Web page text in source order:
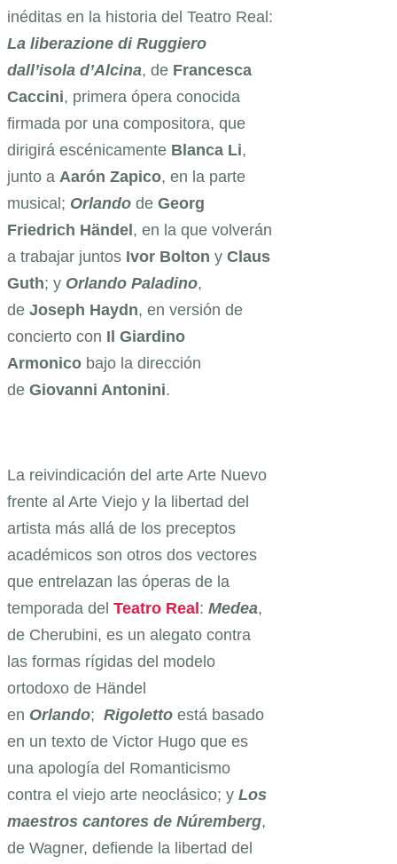
inéditas en la historia del Teatro Real:
La liberazione di Ruggiero
dall’isola d’Alcina, de Francesca
Caccini, primera ópera conocida
firmada por una compositora, que
dirigirá escénicamente Blanca Li,
junto a Aarón Zapico, en la parte
musical; Orlando de Georg
Friedrich Händel, en la que volverán
a trabajar juntos Ivor Bolton y Claus
Guth; y Orlando Paladino,
de Joseph Haydn, en versión de
concierto con Il Giardino
Armonico bajo la dirección
de Giovanni Antonini.
La reivindicación del arte Arte Nuevo
frente al Arte Viejo y la libertad del
artista más allá de los preceptos
académicos son otros dos vectores
que entrelazan las óperas de la
temporada del Teatro Real: Medea,
de Cherubini, es un alegato contra
las formas rígidas del modelo
ortodoxo de Händel
en Orlando; Rigoletto está basado
en un texto de Victor Hugo que es
una apología del Romanticismo
contra el viejo arte neoclásico; y Los
maestros cantores de Núremberg,
de Wagner, defiende la libertad del